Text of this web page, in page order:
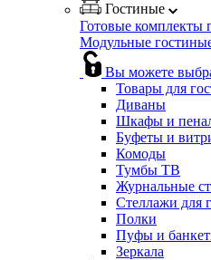
Гостиные
Готовые комплекты
Модульные
Вы можете
Товары для
Диваны
Шкафы и
Буфеты и
Комоды
Тумбы ТВ
Журнальные
Стеллажи для
Полки
Пуфы и
Зеркала